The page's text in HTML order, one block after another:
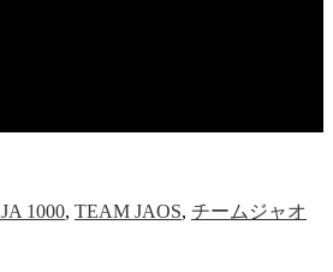
1000, TEAM JAOS, チームジャオ